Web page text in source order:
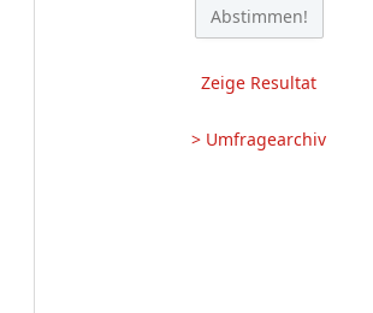
Zeige Resultat
> Umfragearchiv